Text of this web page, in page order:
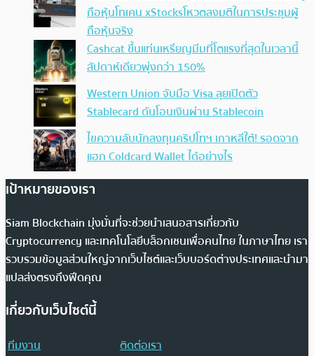
ถือหุ้นโทเคน xStocksโหวตลงมติในการประชุมผู้
ถือหุ้นจริง
Cashcat ขึ้นแท่นเหรียญมีมที่โตแรงที่สุดในเวลานี้
สัปดาห์เดียวพุ่งกว่า 150%
Western Union จับมือ Visa ลุยเปิดตัว
Stablecard ดันโอนเงินผ่าน Stablecoin
ไขความลับนักลงทุนคริปโทฯ เกาหลีใต้! รอดจาก
แฮก Coldcard Wallet ได้อย่างไร
เป้าหมายของเรา
Siam Blockchain มุ่งมั่นที่จะช่วยนำเสนอสารเกี่ยวกับ
Cryptocurrency และเทคโนโลยีบล็อกเชนเพื่อคนไทย ในภาษาไทย เรา
รวบรวมข้อมูลส่วนใหญ่จากเว็บไซต์และเว็บบอร์ดต่างประเทศและนำมา
แปลส่งตรงถึงฟีดคุณ
เกี่ยวกับเว็บไซต์นี้
ทีมงาน
ติดต่อเรา